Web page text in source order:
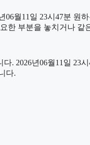
월11일 23시47분 원
한 부분을 놓치거나 같
. 2026년06월11일 23
다.